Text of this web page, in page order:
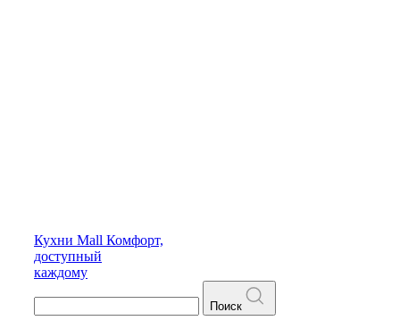
Кухни Mall Комфорт,
доступный
каждому
Поиск